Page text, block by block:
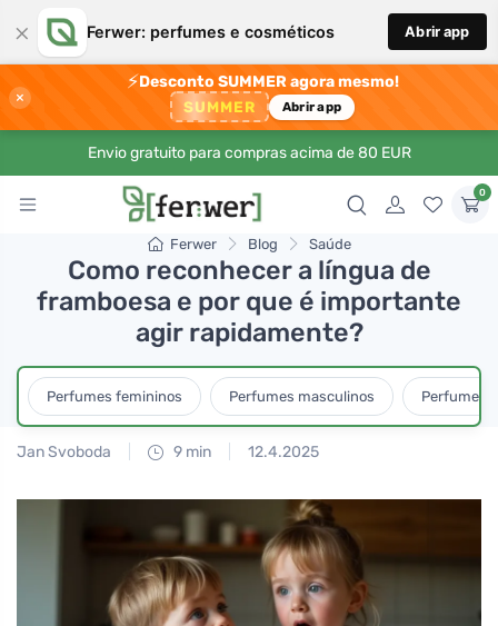
× Ferwer: perfumes e cosméticos Abrir app
×
⚡Desconto SUMMER agora mesmo!
SUMMER Abrir app
Envio gratuito para compras acima de 80 EUR
0
Ferwer Blog Saúde
Como reconhecer a língua de
framboesa e por que é importante
agir rapidamente?
Perfumes femininos Perfumes masculinos Perfumes
Jan Svoboda 9 min 12.4.2025